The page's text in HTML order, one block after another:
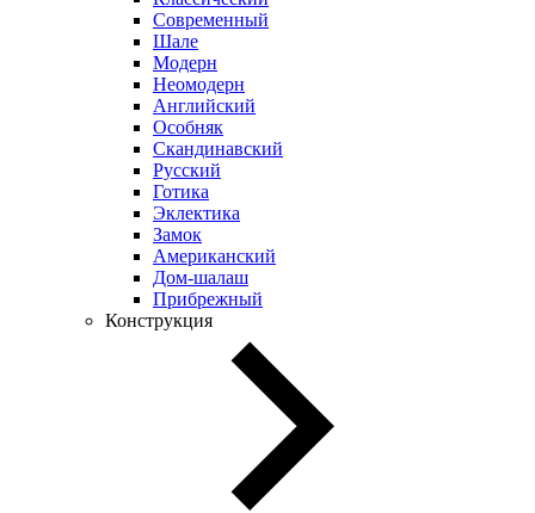
Современный
Шале
Модерн
Неомодерн
Английский
Особняк
Скандинавский
Русский
Готика
Эклектика
Замок
Американский
Дом-шалаш
Прибрежный
Конструкция